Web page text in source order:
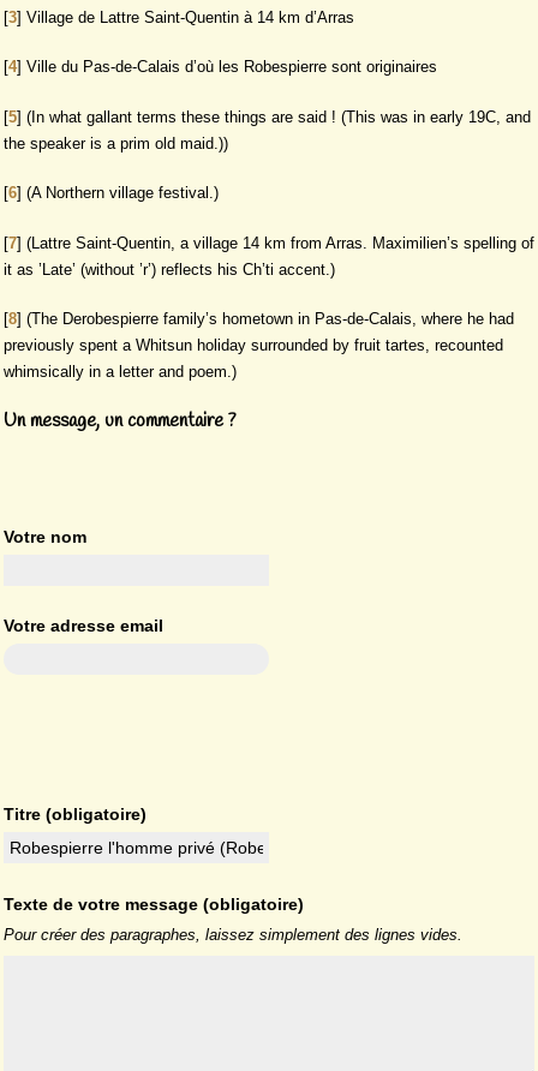
[3] Village de Lattre Saint-Quentin à 14 km d’Arras
[4] Ville du Pas-de-Calais d’où les Robespierre sont originaires
[5] (In what gallant terms these things are said ! (This was in early 19C, and
the speaker is a prim old maid.))
[6] (A Northern village festival.)
[7] (Lattre Saint-Quentin, a village 14 km from Arras. Maximilien’s spelling of
it as ’Late’ (without ’r’) reflects his Ch’ti accent.)
[8] (The Derobespierre family’s hometown in Pas-de-Calais, where he had
previously spent a Whitsun holiday surrounded by fruit tartes, recounted
whimsically in a letter and poem.)
Un message, un commentaire ?
Votre nom
Votre adresse email
Titre (obligatoire)
Texte de votre message (obligatoire)
Pour créer des paragraphes, laissez simplement des lignes vides.